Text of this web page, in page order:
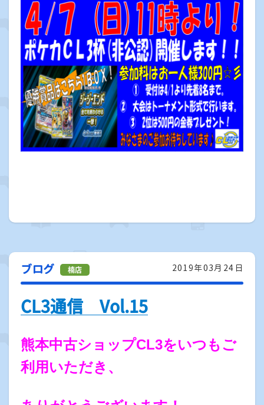
2019年03月24日
ブログ
CL3通信 Vol.15
熊本中古ショップCL3をいつもご
利用いただき、